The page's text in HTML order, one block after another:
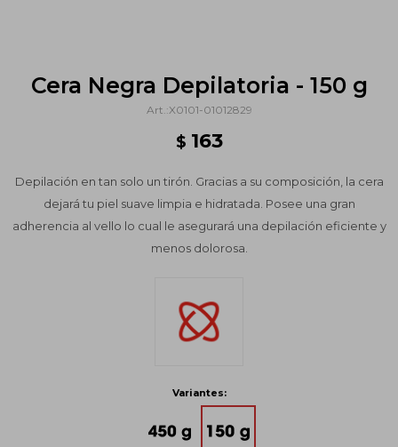
Cera Negra Depilatoria - 150 g
X0101-01012829
$ 163
Depilación en tan solo un tirón. Gracias a su composición, la cera
dejará tu piel suave limpia e hidratada. Posee una gran
adherencia al vello lo cual le asegurará una depilación eficiente y
menos dolorosa.
Variantes: